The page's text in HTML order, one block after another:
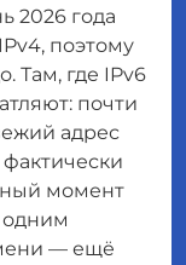
2026 года
поэтому
Там, где IPv6
почти
адрес
фактически
момент
одним
— ещё